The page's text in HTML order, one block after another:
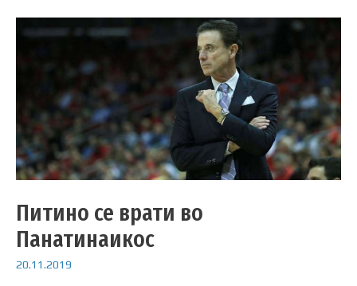
Питино се врати во
Панатинаикос
20.11.2019